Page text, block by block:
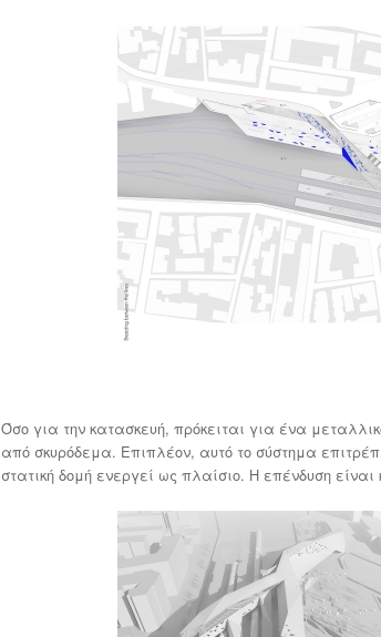
Όσο για την κατασκευή, πρόκειται για ένα
από σκυρόδεμα. Επιπλέον, αυτό το σύστημα
στατική δομή ενεργεί ως πλαίσιο. Η επένδυση